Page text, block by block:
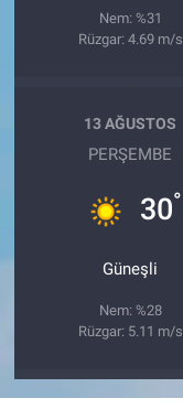
Nem: %31
Rüzgar: 4.69 m/s
13 AĞUSTOS
PERŞEMBE
30°
Güneşli
Nem: %28
Rüzgar: 5.11 m/s